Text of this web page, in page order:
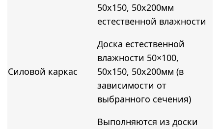
50х150, 50х200мм
естественной влажности
Силовой каркас
Доска естественной
влажности 50×100,
50x150, 50x200мм (в
зависимости от
выбранного сечения)
Выполняются из доски